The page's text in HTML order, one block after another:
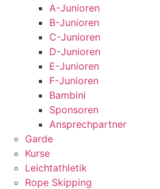
A-Junioren
B-Junioren
C-Junioren
D-Junioren
E-Junioren
F-Junioren
Bambini
Sponsoren
Ansprechpartner
Garde
Kurse
Leichtathletik
Rope Skipping